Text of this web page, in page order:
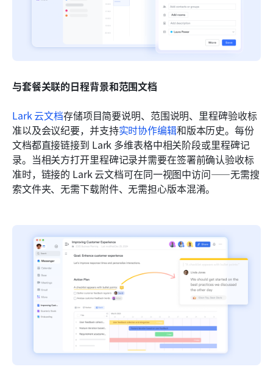
与套餐关联的日程背景和范围文档
Lark 云文档存储项目简要说明、范围说明、里程碑验收标
准以及会议纪要，并支持实时协作编辑和版本历史。每份
文档都直接链接到 Lark 多维表格中相关阶段或里程碑记
录。当相关方打开里程碑记录并需要在签署前确认验收标
准时，链接的 Lark 云文档可在同一视图中访问——无需搜
索文件夹、无需下载附件、无需担心版本混淆。